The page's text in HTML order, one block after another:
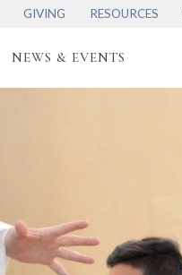
GIVING RESOURCES
NEWS & EVENTS